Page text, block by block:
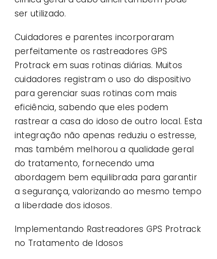
ser utilizado.
Cuidadores e parentes incorporaram
perfeitamente os rastreadores GPS
Protrack em suas rotinas diárias. Muitos
cuidadores registram o uso do dispositivo
para gerenciar suas rotinas com mais
eficiência, sabendo que eles podem
rastrear a casa do idoso de outro local. Esta
integração não apenas reduziu o estresse,
mas também melhorou a qualidade geral
do tratamento, fornecendo uma
abordagem bem equilibrada para garantir
a segurança, valorizando ao mesmo tempo
a liberdade dos idosos.
Implementando Rastreadores GPS Protrack
no Tratamento de Idosos